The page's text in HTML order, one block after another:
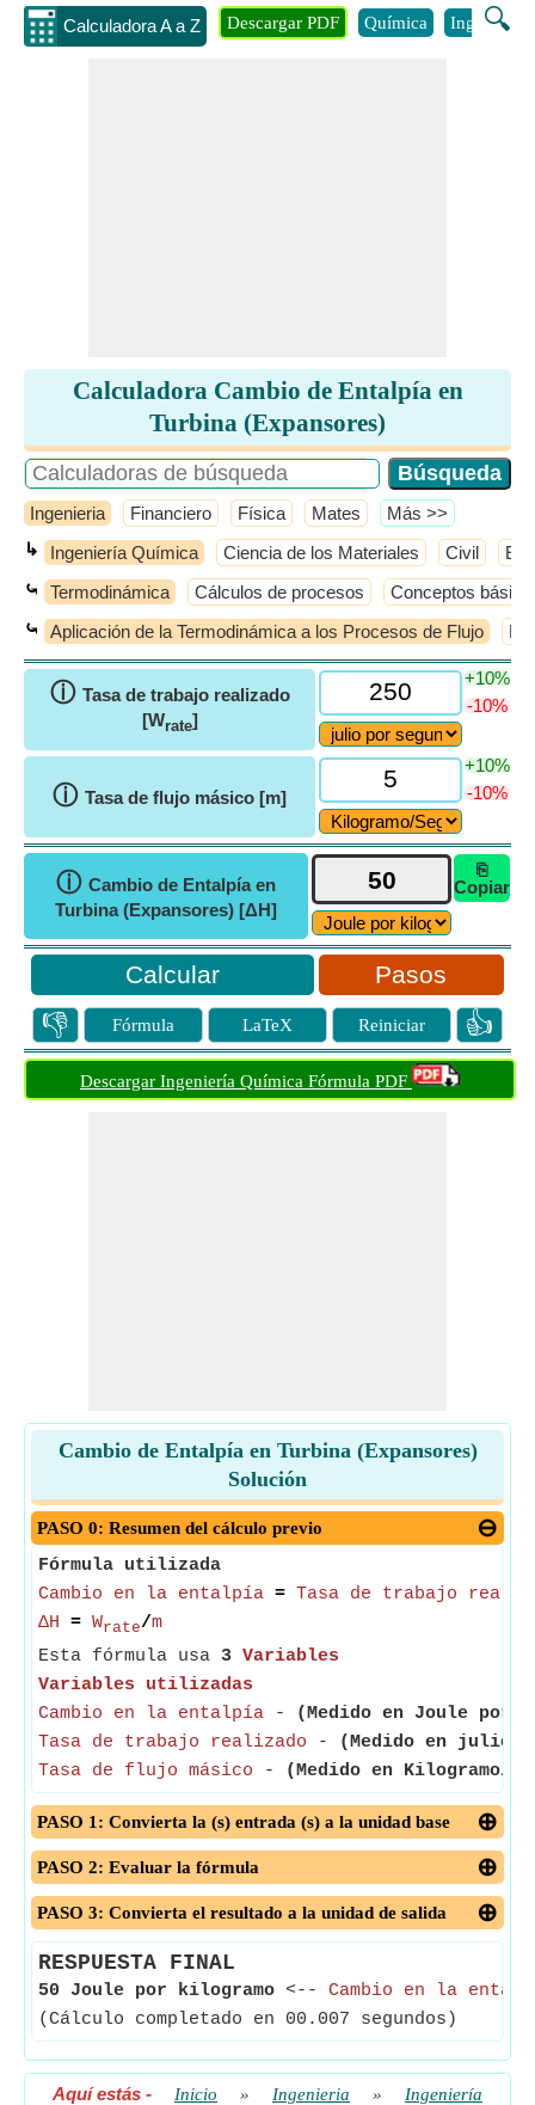
Calculadora A a Z 🔍
Descargar PDF Química Ingenieria
Calculadora Cambio de Entalpía en
Turbina (Expansores)
Ingenieria Financiero Física Mates ​Más >>
↳ Ingeniería Química Ciencia de los Materiales Civil
⤿ Termodinámica Cálculos de procesos Conceptos
⤿ Aplicación de la Termodinámica a los Procesos de Flujo
ⓘ Tasa de trabajo realizado
[Wrate]
+10%
-10%
ⓘ Tasa de flujo másico [m]
+10%
-10%
ⓘ Cambio de Entalpía en
Turbina (Expansores) [ΔH]
⎘
Copiar
Pasos
👎 Fórmula LaTeX Reiniciar 👍
Descargar Ingeniería Química Fórmula PDF
Cambio de Entalpía en Turbina (Expansores)
Solución
PASO 0: Resumen del cálculo previo
Fórmula utilizada
Cambio en la entalpía = Tasa de trabajo
ΔH = Wrate/m
Esta fórmula usa 3 Variables
Variables utilizadas
Cambio en la entalpía -
(Medido en Joule por
Tasa de trabajo realizado -
(Medido en julio
Tasa de flujo másico - (Medido en Kilogramo/
PASO 1: Convierta la (s) entrada (s) a la unidad base
PASO 2: Evaluar la fórmula
PASO 3: Convierta el resultado a la unidad de salida
RESPUESTA FINAL
50 Joule por kilogramo <-- Cambio en la
(Cálculo completado en 00.007 segundos)
Aquí estás - Inicio » Ingenieria »
Ingeniería